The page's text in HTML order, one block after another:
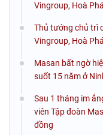
Vingroup, Hoà
Thủ tướng chủ trì
Vingroup, Hoà
Masan bất ngờ
suốt 15 năm ở
Sau 1 tháng im
viên Tập đoàn
đồng